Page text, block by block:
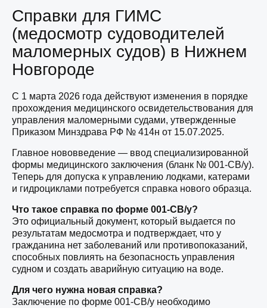
Справки для ГИМС
(медосмотр судоводителей
маломерных судов) в Нижнем
Новгороде
С 1 марта 2026 года действуют изменения в порядке
прохождения медицинского освидетельствования для
управления маломерными судами, утвержденные
Приказом Минздрава РФ № 414н от 15.07.2025.
Главное нововведение — ввод специализированной
формы медицинского заключения (бланк № 001-СВ/у).
Теперь для допуска к управлению лодками, катерами
и гидроциклами потребуется справка нового образца.
Что такое справка по форме 001-СВ/у?
Это официальный документ, который выдается по
результатам медосмотра и подтверждает, что у
гражданина нет заболеваний или противопоказаний,
способных повлиять на безопасность управления
судном и создать аварийную ситуацию на воде.
Для чего нужна новая справка?
Заключение по форме 001-СВ/у необходимо